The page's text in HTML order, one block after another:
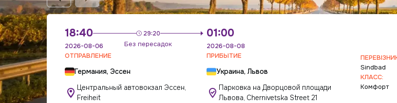
18:40 29:20
Без пересадок
2026-08-06
ОТПРАВЛЕНИЕ
Германия, Эссен
Центральный автовокзал Эссен,
Freiheit
01:00
2026-08-08
ПРИБЫТИЕ
Украина, Львов
Парковка на Дворцовой площади
Львова, Chernivetska Street 21
Sindbad
КЛАСС:
Комфорт